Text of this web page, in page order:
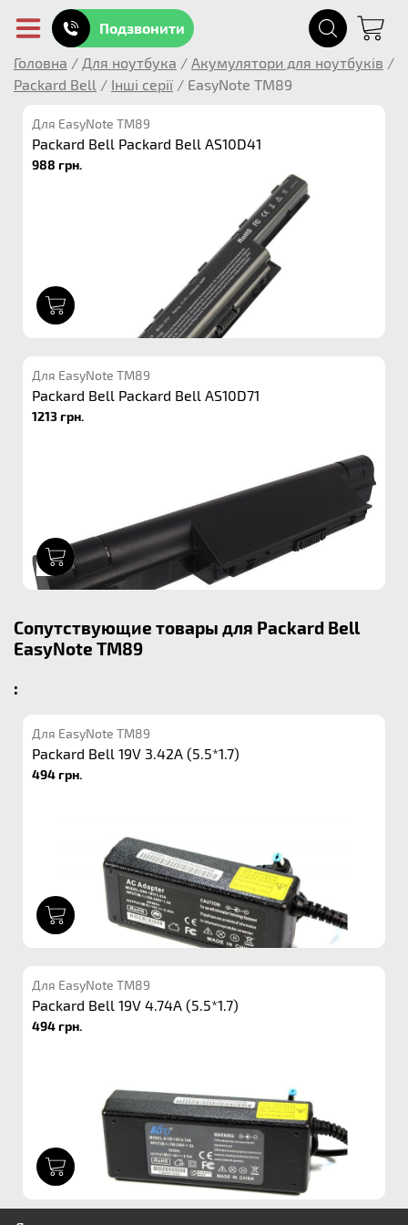
Подзвонити
Головна / Для ноутбука / Акумулятори для ноутбуків /
Packard Bell / Інші серії / EasyNote TM89
Для EasyNote TM89
Packard Bell Packard Bell AS10D41
988 грн.
Для EasyNote TM89
Packard Bell Packard Bell AS10D71
1213 грн.
Сопутствующие товары для Packard Bell
EasyNote TM89
:
Для EasyNote TM89
Packard Bell 19V 3.42A (5.5*1.7)
494 грн.
Для EasyNote TM89
Packard Bell 19V 4.74A (5.5*1.7)
494 грн.